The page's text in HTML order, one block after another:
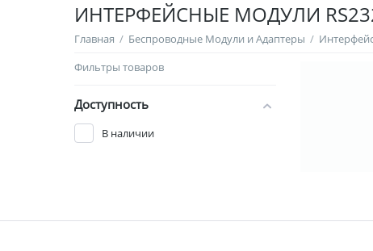
ИНТЕРФЕЙСНЫЕ МОДУЛИ
Главная / Беспроводные Модули и Адаптеры /
Фильтры товаров
Доступность
В наличии